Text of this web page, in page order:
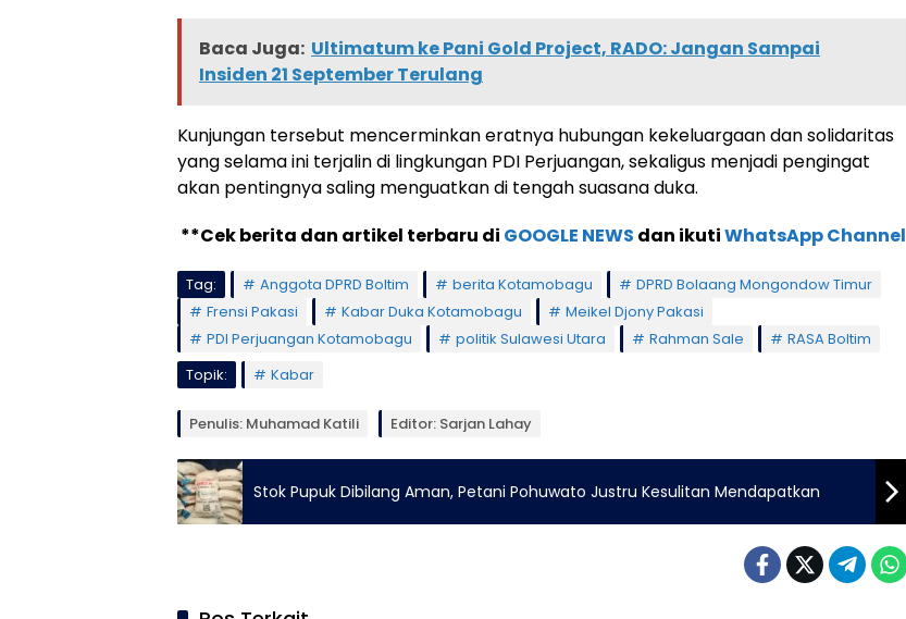
Baca Juga: Ultimatum ke Pani Gold Project, RADO: Jangan Sampai
Insiden 21 September Terulang
Kunjungan tersebut mencerminkan eratnya hubungan kekeluargaan dan solidaritas
yang selama ini terjalin di lingkungan PDI Perjuangan, sekaligus menjadi pengingat
akan pentingnya saling menguatkan di tengah suasana duka.
**Cek berita dan artikel terbaru di GOOGLE NEWS dan ikutiWhatsApp Channel
Tag: Anggota DPRD Boltim berita Kotamobagu
DPRD Bolaang Mongondow Timur
Frensi Pakasi
Kabar Duka Kotamobagu
Meikel Djony Pakasi
PDI Perjuangan Kotamobagu
politik Sulawesi Utara Rahman Sale
RASA Boltim
Topik:
Kabar
Penulis: Muhamad Katili Editor: Sarjan Lahay
Stok Pupuk Dibilang Aman, Petani Pohuwato Justru Kesulitan Mendapatkan